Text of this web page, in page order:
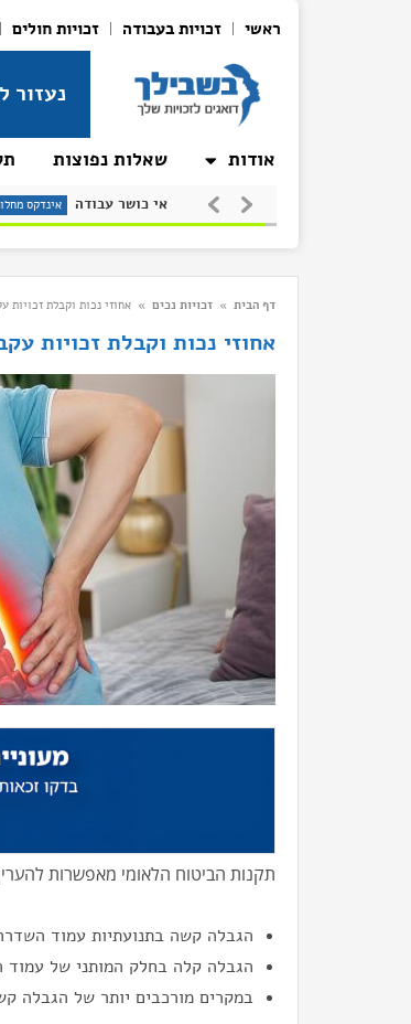
ראשי זכויות בעבודה זכויות חולים
נעזור
אודות שאלות נפוצות
אי כושר אינדקס מחלות טרשת (סקלרוזה)
דף הבית » זכויות נכים » אחוזי נכות וקבלת זכויות
אחוזי נכות וקבלת זכויות
תקנות הביטוח הלאומי מאפשרות
הגבלה קשה בתנועתיות עמוד השדרה
הגבלה קלה בחלק המותני של עמוד
במקרים מורכבים יותר של הגבלה קשה